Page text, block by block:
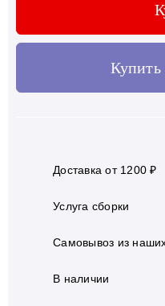
Купить
Доставка от 1200 ₽
Услуга сборки
Самовывоз из
В наличии